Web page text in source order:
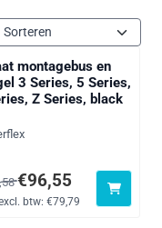
72,51
montagebus en
3 Series, 5 Series,
Z Series, black
voor 96,55,
€96,55
btw: €79,79